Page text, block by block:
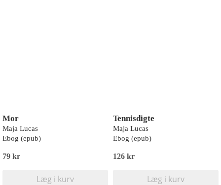
Mor
Maja Lucas
Ebog (epub)
79 kr
Læg i kurv
Tennisdigte
Maja Lucas
Ebog (epub)
126 kr
Læg i kurv